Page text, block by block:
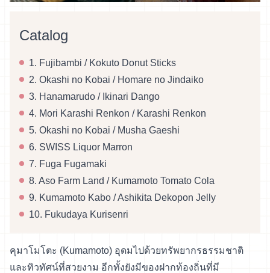
Catalog
1. Fujibambi / Kokuto Donut Sticks
2. Okashi no Kobai / Homare no Jindaiko
3. Hanamarudo / Ikinari Dango
4. Mori Karashi Renkon / Karashi Renkon
5. Okashi no Kobai / Musha Gaeshi
6. SWISS Liquor Marron
7. Fuga Fugamaki
8. Aso Farm Land / Kumamoto Tomato Cola
9. Kumamoto Kabo / Ashikita Dekopon Jelly
10. Fukudaya Kurisenri
คุมาโมโตะ (Kumamoto) อุดมไปด้วยทรัพยากรธรรมชาติ
และทิวทัศน์ที่สวยงาม อีกทั้งยังมีของฝากท้องถิ่นที่มี